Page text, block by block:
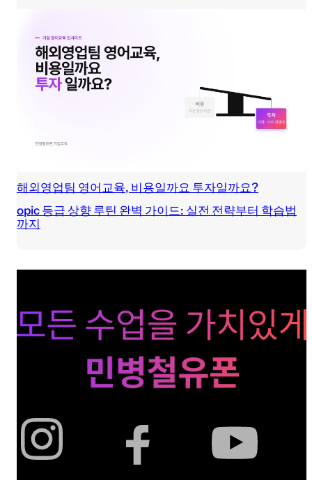
해외영업팀 영어교육, 비용일까요 투자일까요?
opic 등급 상향 루틴 완벽 가이드: 실전 전략부터 학습법
까지